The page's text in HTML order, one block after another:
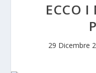
ECCO I
29 Dicembre